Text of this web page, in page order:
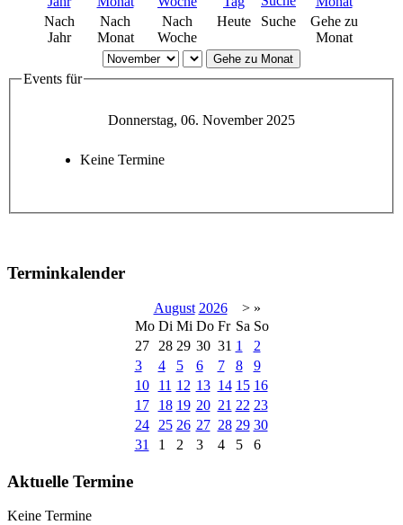
Nach
Jahr
Nach
Monat
Nach
Woche
Heute Suche
Gehe zu
Monat
Gehe zu Monat
Events für
Donnerstag, 06. November 2025
Keine Termine
Terminkalender
August 2026 > »
Mo Di Mi Do Fr Sa So
27
28 29 30 31 1
2
3
4 5 6 7 8
9
10
11 12 13 14 15 16
17
18 19 20 21 22 23
24
25 26 27 28 29 30
31
1 2 3 4 5 6
Aktuelle Termine
Keine Termine